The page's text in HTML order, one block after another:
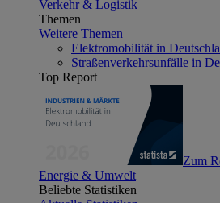
Verkehr & Logistik
Themen
Weitere Themen
Elektromobilität in
Straßenverkehrsunfälle in
Top Report
Zum
Energie & Umwelt
Beliebte Statistiken